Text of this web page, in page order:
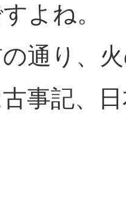
よね。
通り、
事記、